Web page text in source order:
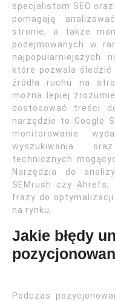
specjalistom SEO
pomagają
stronie, a także
podejmowanych w
najpopularniejszych
które pozwala
źródła ruchu na
można lepiej
dostosować treści
narzędzie to Google
monitorowanie
wyszukiwania
technicznych
Narzędzia do
SEMrush czy Ahrefs,
frazy do
na rynku.
Jakie błędy
Podczas